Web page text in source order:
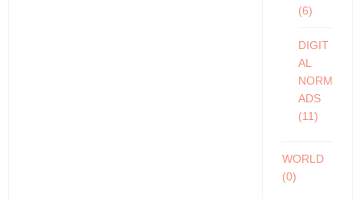
(6)
DIGIT
AL
NORM
ADS
(11)
WORLD
(0)